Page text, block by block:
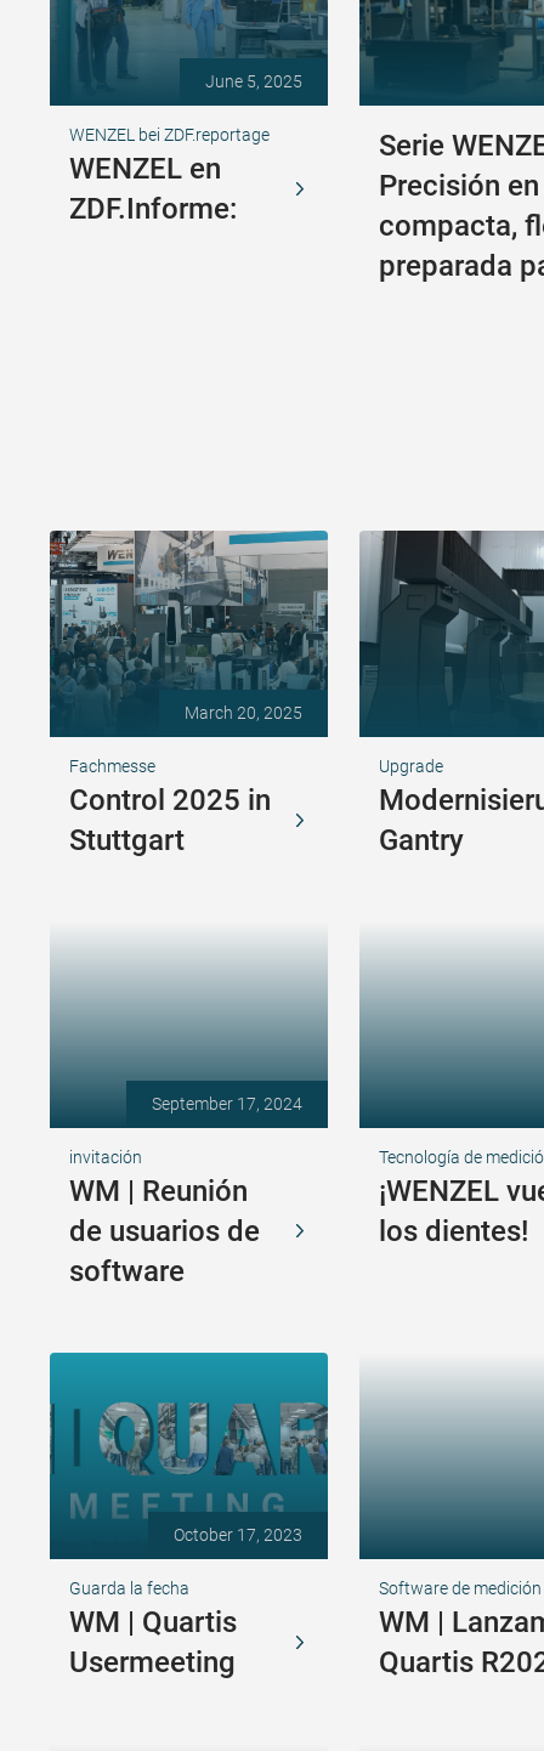
June 5, 2025
WENZEL bei ZDF.reportage
WENZEL en
ZDF.Informe:
Serie
Precisión
compacta,
preparada
March 20, 2025
Fachmesse
Control 2025 in
Stuttgart
Upgrade
Gantry
September 17, 2024
invitación
WM | Reunión
de usuarios de
software
Tecnología de
¡WENZEL
los dientes!
October 17, 2023
Guarda la fecha
WM | Quartis
Usermeeting
Software de medición
WM |
Quartis